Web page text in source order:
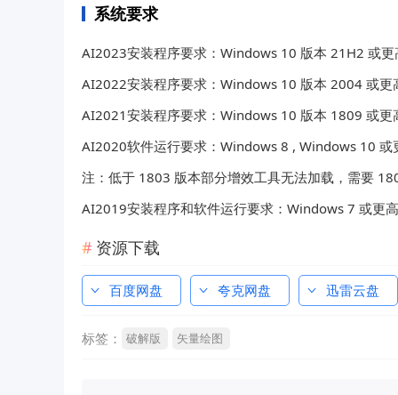
系统要求
AI2023安装程序要求：Windows 10 版本 21H2 或更
AI2022安装程序要求：Windows 10 版本 2004 或更
AI2021安装程序要求：Windows 10 版本 1809 或更
AI2020软件运行要求：Windows 8 , Windows 10 或
注：低于 1803 版本部分增效工具无法加载，需要
AI2019安装程序和软件运行要求：Windows 7 或更
资源下载
百度网盘 夸克网盘 迅雷云盘
标签： 破解版 矢量绘图